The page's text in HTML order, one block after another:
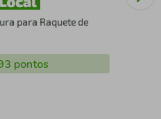
para Raquete de
pontos